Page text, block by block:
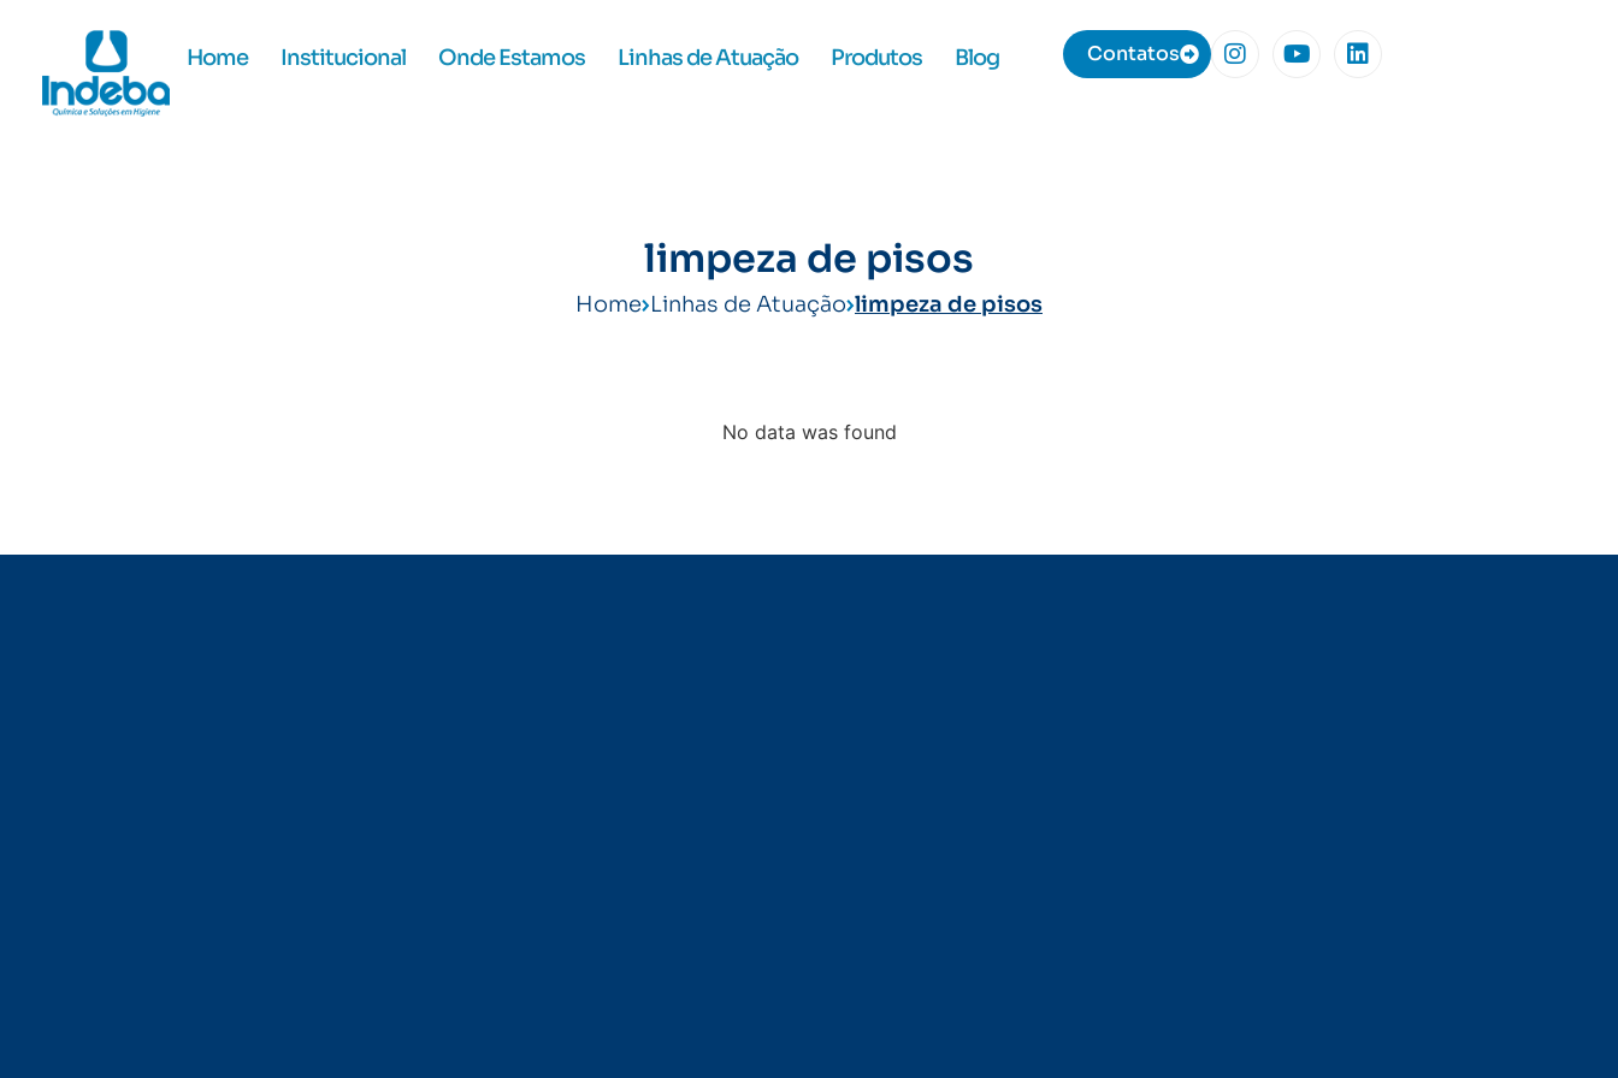
Home Institucional Onde Estamos Linhas de Atuação Produtos Blog Contatos
limpeza de pisos
Home Linhas de Atuação limpeza de pisos
No data was found